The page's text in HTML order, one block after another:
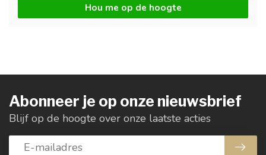
Hou me op de hoogte
Abonneer je op onze nieuwsbrief
Blijf op de hoogte over onze laatste acties